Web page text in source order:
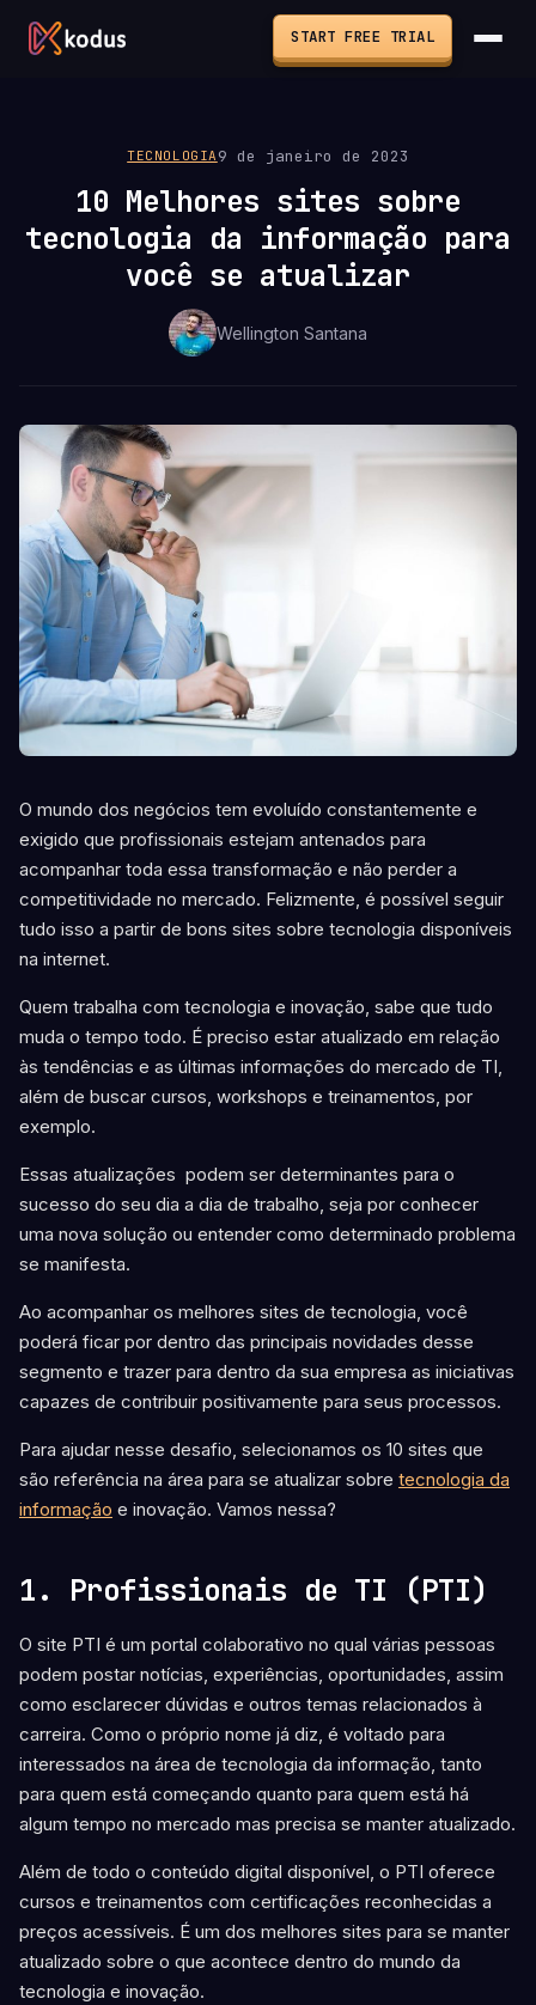
START FREE TRIAL
TECNOLOGIA 9 de janeiro de 2023
10 Melhores sites sobre
tecnologia da informação para
você se atualizar
Wellington Santana
O mundo dos negócios tem evoluído constantemente e
exigido que profissionais estejam antenados para
acompanhar toda essa transformação e não perder a
competitividade no mercado. Felizmente, é possível seguir
tudo isso a partir de bons sites sobre tecnologia disponíveis
na internet.
Quem trabalha com tecnologia e inovação, sabe que tudo
muda o tempo todo. É preciso estar atualizado em relação
às tendências e as últimas informações do mercado de TI,
além de buscar cursos, workshops e treinamentos, por
exemplo.
Essas atualizações podem ser determinantes para o
sucesso do seu dia a dia de trabalho, seja por conhecer
uma nova solução ou entender como determinado problema
se manifesta.
Ao acompanhar os melhores sites de tecnologia, você
poderá ficar por dentro das principais novidades desse
segmento e trazer para dentro da sua empresa as iniciativas
capazes de contribuir positivamente para seus processos.
Para ajudar nesse desafio, selecionamos os 10 sites que
são referência na área para se atualizar sobre tecnologia da
informação e inovação. Vamos nessa?
1. Profissionais de TI (PTI)
O site PTI é um portal colaborativo no qual várias pessoas
podem postar notícias, experiências, oportunidades, assim
como esclarecer dúvidas e outros temas relacionados à
carreira. Como o próprio nome já diz, é voltado para
interessados na área de tecnologia da informação, tanto
para quem está começando quanto para quem está há
algum tempo no mercado mas precisa se manter atualizado.
Além de todo o conteúdo digital disponível, o PTI oferece
cursos e treinamentos com certificações reconhecidas a
preços acessíveis. É um dos melhores sites para se manter
atualizado sobre o que acontece dentro do mundo da
tecnologia e inovação.